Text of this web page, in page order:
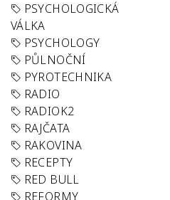
PSYCHOLOGICKÁ
VÁLKA
PSYCHOLOGY
PŮLNOČNÍ
PYROTECHNIKA
RADIO
RADIOK2
RAJČATA
RAKOVINA
RECEPTY
RED BULL
REFORMY